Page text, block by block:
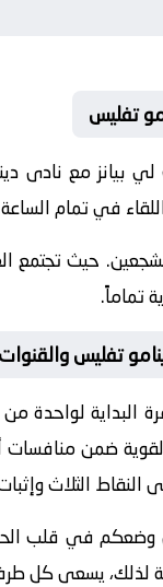
تفليس
09 نادى موندورف لي
20:15 بتوقيت مكة المكرمة.
حيث تجتمع
تماماً.
تفليس والقنوات
البداية لواحدة
ضمن منافسات
الثلاث
في قلب
لذلك، يسعى